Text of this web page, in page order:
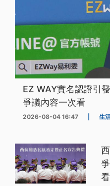
EZ WAY實名認證引
爭議內容一次看
2026-08-04 16:47 生
看